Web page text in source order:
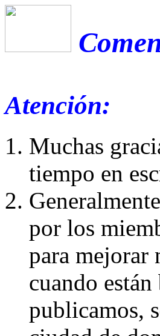
Atención:
Muchas
tiempo en
por los
para mejorar
cuando
publicamos,